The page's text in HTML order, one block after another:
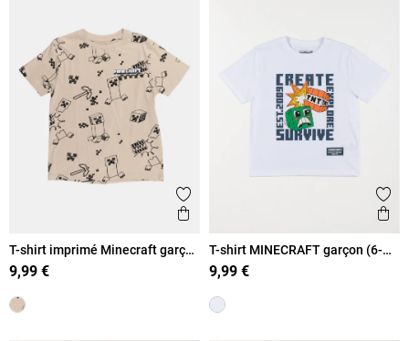
Ajouter aux favoris
Aperçu rapide
T-shirt imprimé Minecraft garçon
(6-12A)
9,99 €
T-shirt MINECRAFT garçon (6-
12A)
9,99 €